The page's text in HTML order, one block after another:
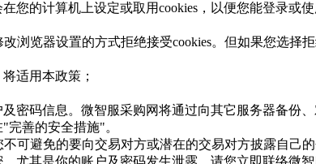
您的计算机上设定或取用cookies，以便您能登录或
浏览器设置的方式拒绝接受cookies。但如果您选择
适用本政策；
密码信息。微智服采购网将通过向其它服务器备
善的安全措施"。
可避免的要向交易对方或潜在的交易对方披露自